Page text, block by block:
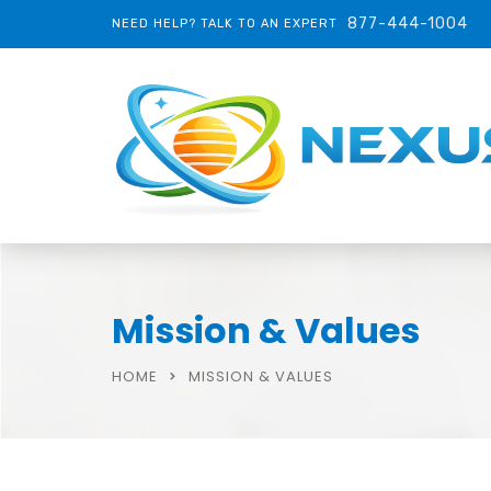
NEED HELP? TALK TO AN EXPERT 877-444-1004
Mission & Values
HOME MISSION & VALUES